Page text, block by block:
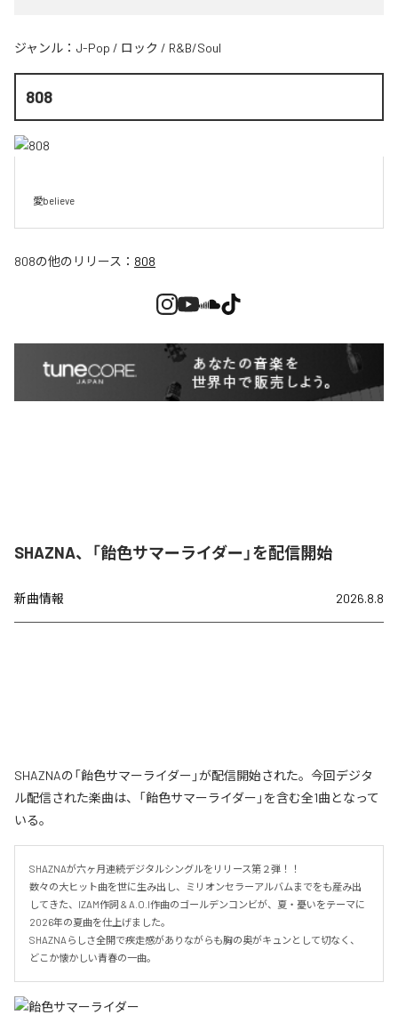
ジャンル： J-Pop / ロック / R&B/Soul
808
愛believe
808の他のリリース： 808
SHAZNA、「飴色サマーライダー」を配信開始
新曲情報 2026.8.8
SHAZNAの「飴色サマーライダー」が配信開始された。今回デジタ
ル配信された楽曲は、「飴色サマーライダー」を含む全1曲となって
いる。
SHAZNAが六ヶ月連続デジタルシングルをリリース第２弾！！
数々の大ヒット曲を世に生み出し、ミリオンセラーアルバムまでをも産み出
してきた、IZAM作詞 & A.O.I作曲のゴールデンコンビが、夏・憂いをテーマに
2026年の夏曲を仕上げました。
SHAZNAらしさ全開で疾走感がありながらも胸の奥がキュンとして切なく、
どこか懐かしい青春の一曲。